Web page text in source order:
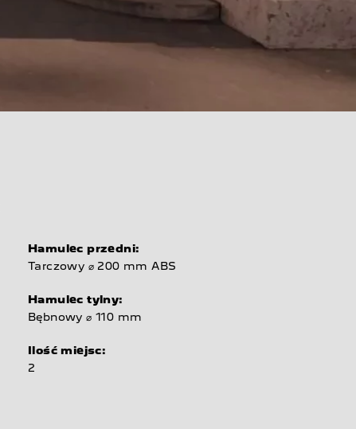
Hamulec przedni:
Tarczowy ⌀ 200 mm ABS
Hamulec tylny:
Bębnowy ⌀ 110 mm
Ilość miejsc:
2